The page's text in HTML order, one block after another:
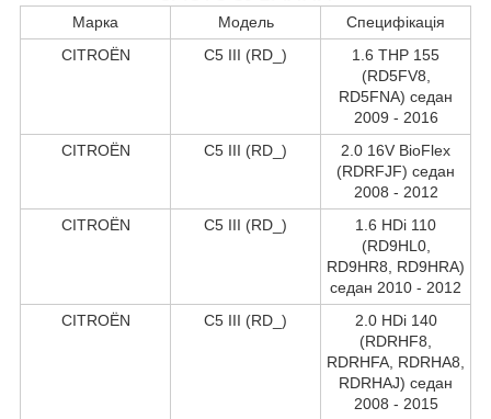
Марка Модель
Специфікація
CITROËN
C5 III (RD_)
1.6 THP 155
(RD5FV8,
RD5FNA) седан
2009 - 2016
CITROËN
C5 III (RD_)
2.0 16V BioFlex
(RDRFJF) седан
2008 - 2012
CITROËN
C5 III (RD_)
1.6 HDi 110
(RD9HL0,
RD9HR8, RD9HRA)
седан 2010 - 2012
CITROËN
C5 III (RD_)
2.0 HDi 140
(RDRHF8,
RDRHFA, RDRHA8,
RDRHAJ) седан
2008 - 2015